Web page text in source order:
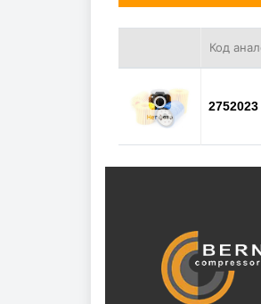
Код
2752023